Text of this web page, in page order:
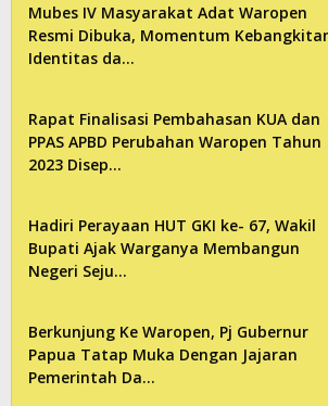
Mubes IV Masyarakat Adat Waropen
Resmi Dibuka, Momentum
Identitas da…
Rapat Finalisasi Pembahasan KUA dan
PPAS APBD Perubahan Waropen Tahun
2023 Disep…
Hadiri Perayaan HUT GKI ke- 67, Wakil
Bupati Ajak Warganya Membangun
Negeri Seju…
Berkunjung Ke Waropen, Pj Gubernur
Papua Tatap Muka Dengan Jajaran
Pemerintah Da…